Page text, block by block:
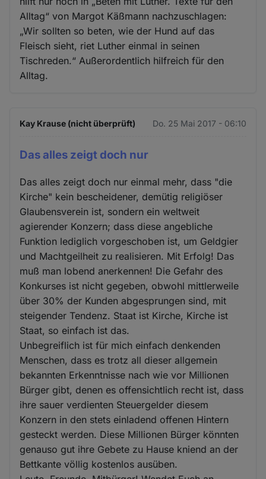
Alltag“ von Margot Käßmann nachzuschlagen:
„Wir sollten so beten, wie der Hund auf das
Fleisch sieht, riet Luther einmal in seinen
Tischreden.“ Außerordentlich hilfreich für den
Alltag.
Kay Krause (nicht überprüft) Do. 25 Mai 2017 - 06:10
Das alles zeigt doch nur
Das alles zeigt doch nur einmal mehr, dass "die
Kirche" kein bescheidener, demütig religiöser
Glaubensverein ist, sondern ein weltweit
agierender Konzern; dass diese angebliche
Funktion lediglich vorgeschoben ist, um Geldgier
und Machtgeilheit zu realisieren. Mit Erfolg! Das
muß man lobend anerkennen! Die Gefahr des
Konkurses ist nicht gegeben, obwohl mittlerweile
über 30% der Kunden abgesprungen sind, mit
steigender Tendenz. Staat ist Kirche, Kirche ist
Staat, so einfach ist das.
Unbegreiflich ist für mich einfach denkenden
Menschen, dass es trotz all dieser allgemein
bekannten Erkenntnisse nach wie vor Millionen
Bürger gibt, denen es offensichtlich recht ist, dass
ihre sauer verdienten Steuergelder diesem
Konzern in den stets einladend offenen Hintern
gesteckt werden. Diese Millionen Bürger könnten
genauso gut ihre Gebete zu Hause kniend an der
Bettkante völlig kostenlos ausüben.